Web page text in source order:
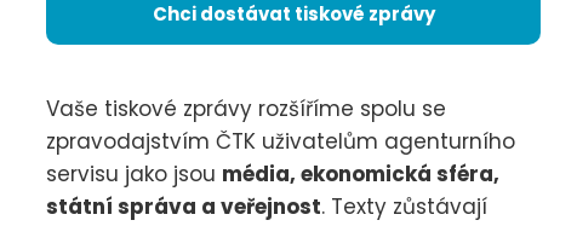
Chci dostávat tiskové zprávy
Vaše tiskové zprávy rozšíříme spolu se
zpravodajstvím ČTK uživatelům agenturního
servisu jako jsou média, ekonomická sféra,
státní správa a veřejnost. Texty zůstávají